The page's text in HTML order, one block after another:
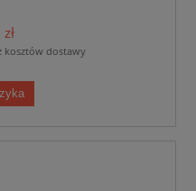
kosztów dostawy